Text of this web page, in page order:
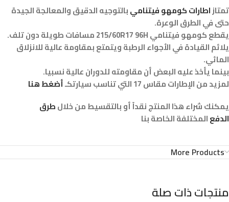
تمتازاطارات كومهو فيتناميبالتوجيه الدقيق والمعالجة الجيدة
حتى في الطرق الوعرة.
يقطع كومهو فيتنامي 215/60R17 96H مسافات طويلة دون تلف.
يلائم القيادة في الأجواء الرطبة ويتمتع بمقاومة عالية للانزلاق
المائي.
بينما يأخذ عليه البعض أن مقاومته للدوران عالية نسبيا.
لمزيد من الإطارات مقاس 17 التي تناسب سيارتكـ
أضغط هنا
يمكنك شراء هذا المنتج نقداً أو بالتقسيط من خلالطرق
الدفعالمختلفة الخاصة بنا
More Products
منتجات ذات صلة